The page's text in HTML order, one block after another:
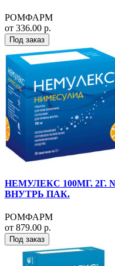
РОМФАРМ
от 336.00 р.
Под заказ
НЕМУЛЕКС 100МГ. 2Г.
ВНУТРЬ ПАК.
РОМФАРМ
от 879.00 р.
Под заказ